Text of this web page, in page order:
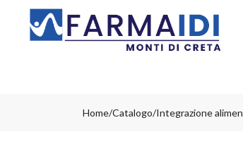
Home Catalogo/Integrazione